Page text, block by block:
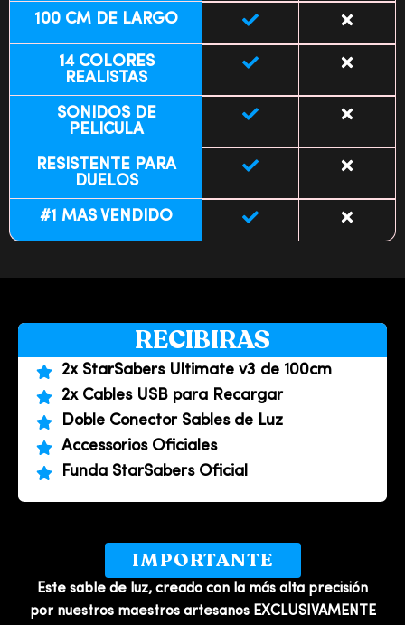
100 CM DE LARGO
14 COLORES
REALISTAS
SONIDOS DE
PELICULA
RESISTENTE PARA
DUELOS
#1 MAS VENDIDO
RECIBIRAS
2x StarSabers Ultimate v3 de 100cm
2x Cables USB para Recargar
Doble Conector Sables de Luz
Accessorios Oficiales
Funda StarSabers Oficial
IMPORTANTE
Este sable de luz, creado con la más alta precisión
por nuestros maestros artesanos EXCLUSIVAMENTE